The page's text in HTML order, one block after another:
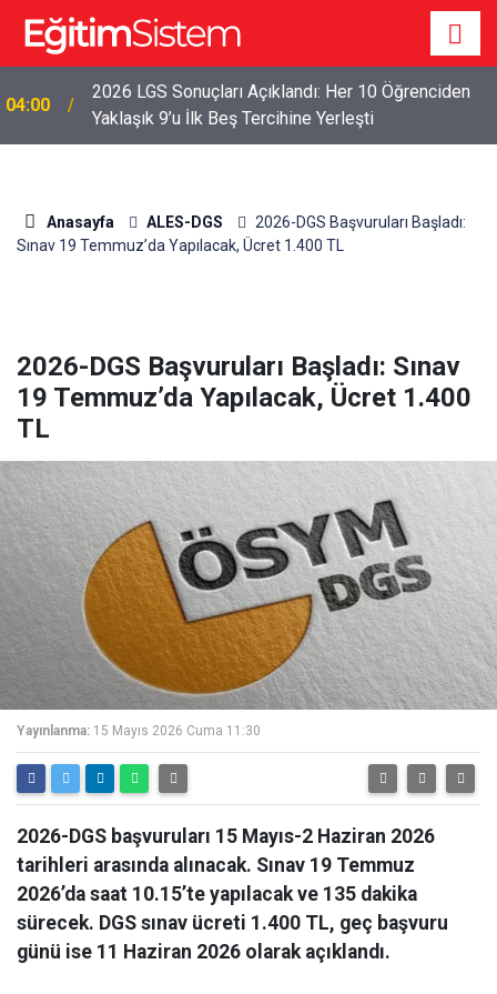
04:00
2026 LGS Sonuçları Açıklandı: Her 10 Öğrenciden
Yaklaşık 9’u İlk Beş Tercihine Yerleşti
Anasayfa ALES-DGS
2026-DGS Başvuruları Başladı:
Sınav 19 Temmuz’da Yapılacak, Ücret 1.400 TL
2026-DGS Başvuruları Başladı: Sınav
19 Temmuz’da Yapılacak, Ücret 1.400
TL
Yayınlanma: 15 Mayıs 2026 Cuma 11:30
2026-DGS başvuruları 15 Mayıs-2 Haziran 2026
tarihleri arasında alınacak. Sınav 19 Temmuz
2026’da saat 10.15’te yapılacak ve 135 dakika
sürecek. DGS sınav ücreti 1.400 TL, geç başvuru
günü ise 11 Haziran 2026 olarak açıklandı.